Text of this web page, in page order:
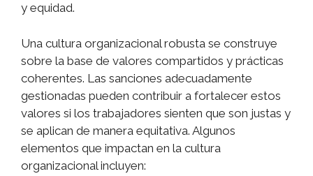
y equidad.
Una cultura organizacional robusta se construye
sobre la base de valores compartidos y prácticas
coherentes. Las sanciones adecuadamente
gestionadas pueden contribuir a fortalecer estos
valores si los trabajadores sienten que son justas y
se aplican de manera equitativa. Algunos
elementos que impactan en la cultura
organizacional incluyen: